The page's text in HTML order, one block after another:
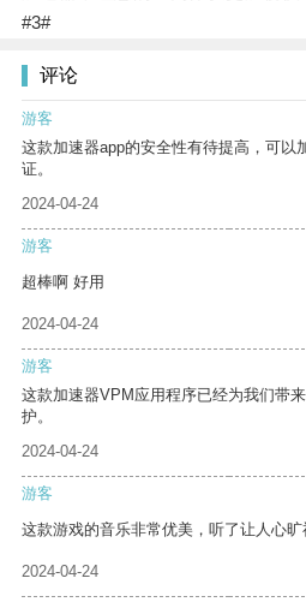
#3#
评论
游客
这款加速器app的安全性有待提高，可以
证。
2024-04-24
游客
超棒啊 好用
2024-04-24
游客
这款加速器VPM应用程序已经为我们带
护。
2024-04-24
游客
这款游戏的音乐非常优美，听了让人心旷
2024-04-24